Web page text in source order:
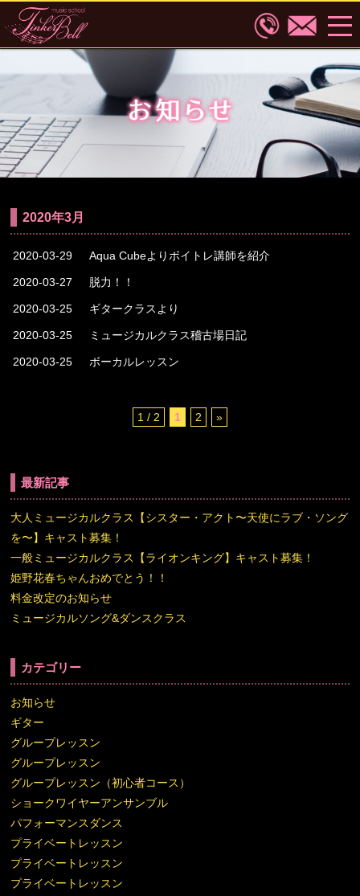
2020年3月
2020-03-29 Aqua Cubeよりボイトレ講師を紹介
2020-03-27 脱力！！
2020-03-25 ギタークラスより
2020-03-25 ミュージカルクラス稽古場日記
2020-03-25 ボーカルレッスン
1 / 2 1 2 »
最新記事
大人ミュージカルクラス【シスター・アクト〜天使にラブ・ソング
を〜】キャスト募集！
一般ミュージカルクラス【ライオンキング】キャスト募集！
姫野花春ちゃんおめでとう！！
料金改定のお知らせ
ミュージカルソング&ダンスクラス
カテゴリー
お知らせ
ギター
グループレッスン
グループレッスン
グループレッスン（初心者コース）
ショークワイヤーアンサンブル
パフォーマンスダンス
プライベートレッスン
プライベートレッスン
プライベートレッスン